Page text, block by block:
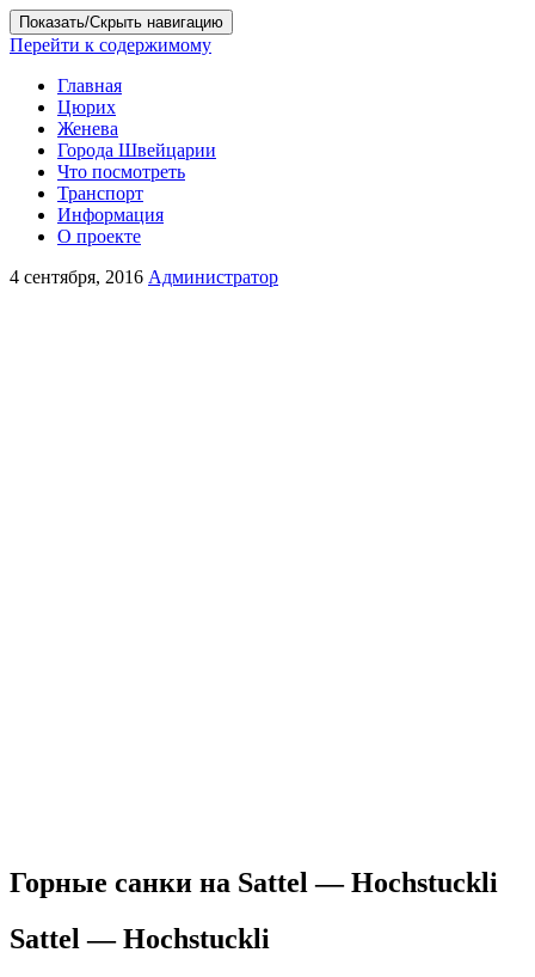
Показать/Скрыть навигацию
Перейти к содержимому
Главная
Цюрих
Женева
Города Швейцарии
Что посмотреть
Транспорт
Информация
О проекте
4 сентября, 2016 Администратор
Горные санки на Sattel — Hochstuckli
Sattel — Hochstuckli